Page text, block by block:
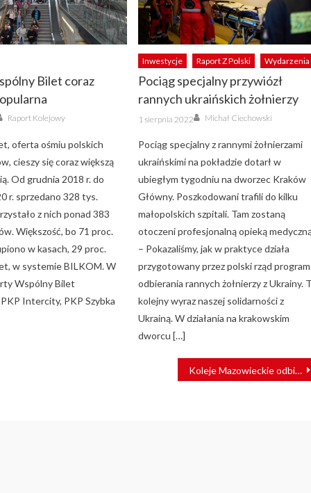
Bilet coraz
Author
Raport Kolejowy
oferta ośmiu polskich
cieszy się coraz większą
Od grudnia 2018 r. do
r. sprzedano 328 tys.
z nich ponad 383
Większość, bo 71 proc.
w kasach, 29 proc.
w systemie BILKOM. W
Wspólny Bilet
Intercity, PKP Szybka
Inwestycje Raport Z Polski Wydarzenia
Pociąg specjalny przywiózł
rannych ukraińskich żołnierzy
Posted
on
1 sierpnia 2022 Author
Michał Ciechowski
Pociąg specjalny z rannymi żołnierzami
ukraińskimi na pokładzie dotarł w
ubiegłym tygodniu na dworzec Kraków
Główny. Poszkodowani trafili do kilku
małopolskich szpitali. Tam zostaną
otoczeni profesjonalną opieką
– Pokazaliśmy, jak w praktyce działa
przygotowany przez polski rząd program
odbierania rannych żołnierzy z Ukrainy.
kolejny wyraz naszej solidarności z
Ukrainą. W działania na krakowskim
dworcu […]
Koleje Mazowieckie odbierają kolejne pudła wagonów do produkcji nowych pojazdów FLIRT